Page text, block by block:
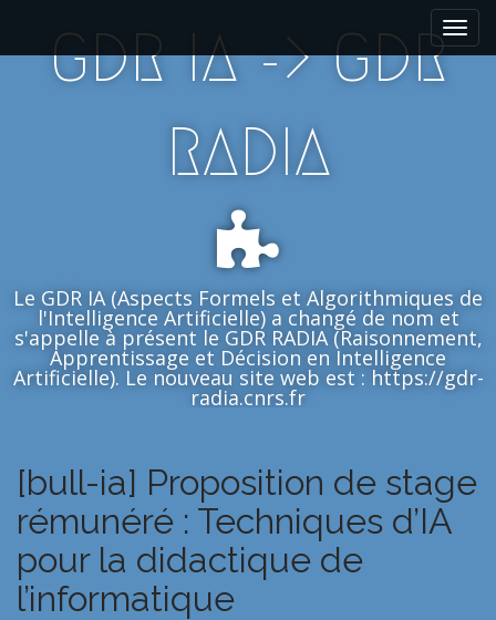
i
GDR IA -> GDR
RADIA
Le GDR IA (Aspects Formels et Algorithmiques de
l'Intelligence Artificielle) a changé de nom et
s'appelle à présent le GDR RADIA (Raisonnement,
Apprentissage et Décision en Intelligence
Artificielle). Le nouveau site web est : https://gdr-
radia.cnrs.fr
[bull-ia] Proposition de stage
rémunéré : Techniques d’IA
pour la didactique de
l’informatique